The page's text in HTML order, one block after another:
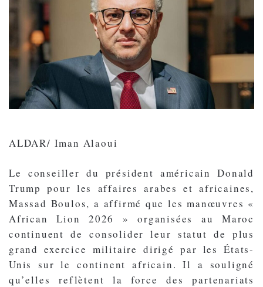
ALDAR/ Iman Alaoui
Le conseiller du président américain Donald
Trump pour les affaires arabes et africaines,
Massad Boulos, a affirmé que les manœuvres «
African Lion 2026 » organisées au Maroc
continuent de consolider leur statut de plus
grand exercice militaire dirigé par les États-
Unis sur le continent africain. Il a souligné
qu’elles reflètent la force des partenariats